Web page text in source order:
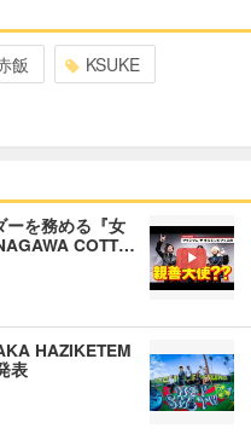
飯 KSUKE
ーを務める『女
COTT…
HAZIKETEM
表